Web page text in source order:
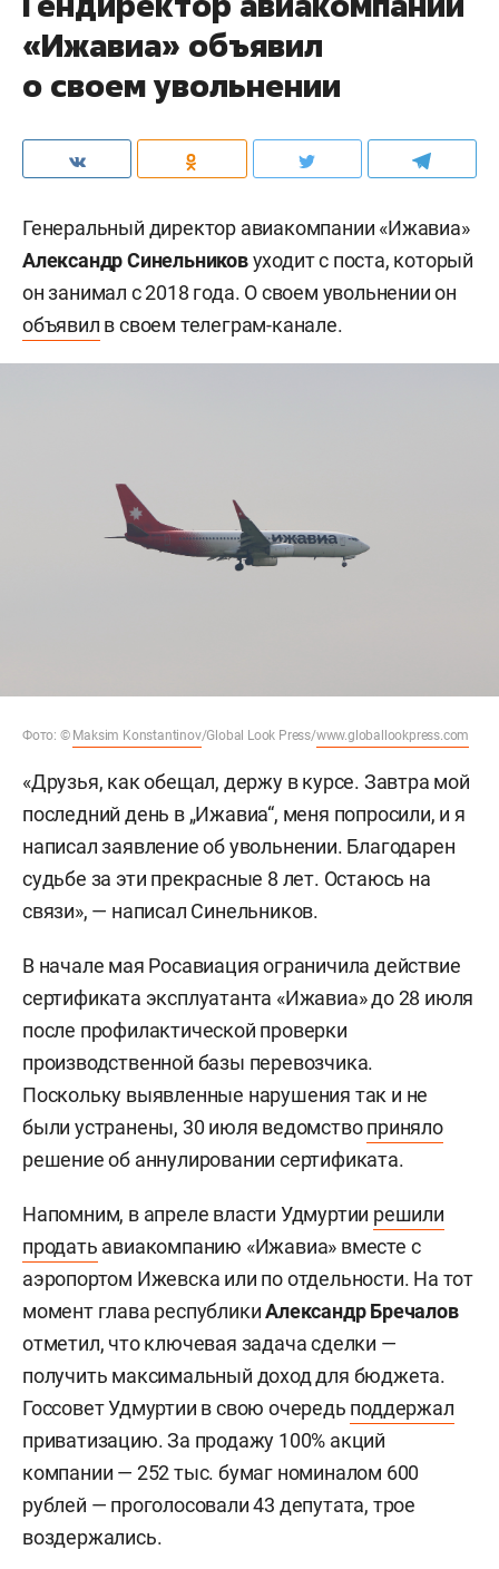
«Ижавиа» объявил
о своем увольнении
Генеральный директор авиакомпании «Ижавиа»
Александр Синельниковуходит с поста, который
он занимал с 2018 года. О своем увольнении он
объявил в своем телеграм-канале.
Фото: © Maksim Konstantinov/Global Look Press/www.globallookpress.com
«Друзья, как обещал, держу в курсе. Завтра мой
последний день в „Ижавиа“, меня попросили, и я
написал заявление об увольнении. Благодарен
судьбе за эти прекрасные 8 лет. Остаюсь на
связи», — написал Синельников.
В начале мая Росавиация ограничила действие
сертификата эксплуатанта «Ижавиа» до 28 июля
после профилактической проверки
производственной базы перевозчика.
Поскольку выявленные нарушения так и не
были устранены, 30 июля ведомствоприняло
решение об аннулировании сертификата.
Напомним, в апреле власти Удмуртии решили
продать авиакомпанию «Ижавиа» вместе с
аэропортом Ижевска или по отдельности. На тот
момент глава республикиАлександр Бречалов
отметил, что ключевая задача сделки —
получить максимальный доход для бюджета.
Госсовет Удмуртии в свою очередь поддержал
приватизацию. За продажу 100% акций
компании — 252 тыс. бумаг номиналом 600
рублей — проголосовали 43 депутата, трое
воздержались.